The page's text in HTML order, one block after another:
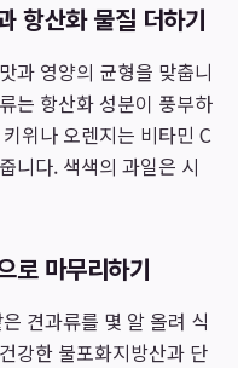
항산화 물질 더하기
과 영양의 균형을 맞춥니
는 항산화 성분이 풍부하
위나 오렌지는 비타민 C
니다. 색색의 과일은 시
로 마무리하기
견과류를 몇 알 올려 식
강한 불포화지방산과 단